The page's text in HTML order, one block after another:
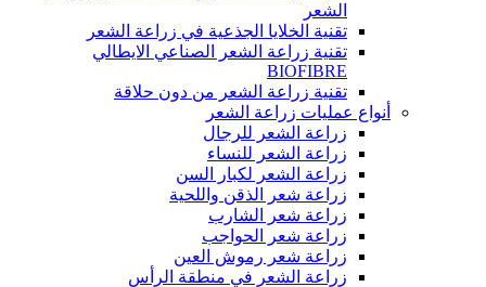
الشعر
تقنية الخلايا الجذعية في زراعة الشعر
تقنية زراعة الشعر الصناعي الايطالي
BIOFIBRE
تقنية زراعة الشعر من دون حلاقة
أنواع عمليات زراعة الشعر
زراعة الشعر للرجال
زراعة الشعر للنساء
زراعة الشعر لكبار السن
زراعة شعر الذقن واللحية
زراعة شعر الشارب
زراعة شعر الحواجب
زراعة شعر رموش العين
زراعة الشعر في منطقة الرأس